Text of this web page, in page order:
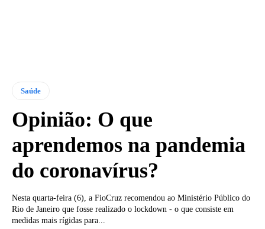
Saúde
Opinião: O que
aprendemos na pandemia
do coronavírus?
Nesta quarta-feira (6), a FioCruz recomendou ao Ministério Público do
Rio de Janeiro que fosse realizado o lockdown - o que consiste em
medidas mais rígidas para...